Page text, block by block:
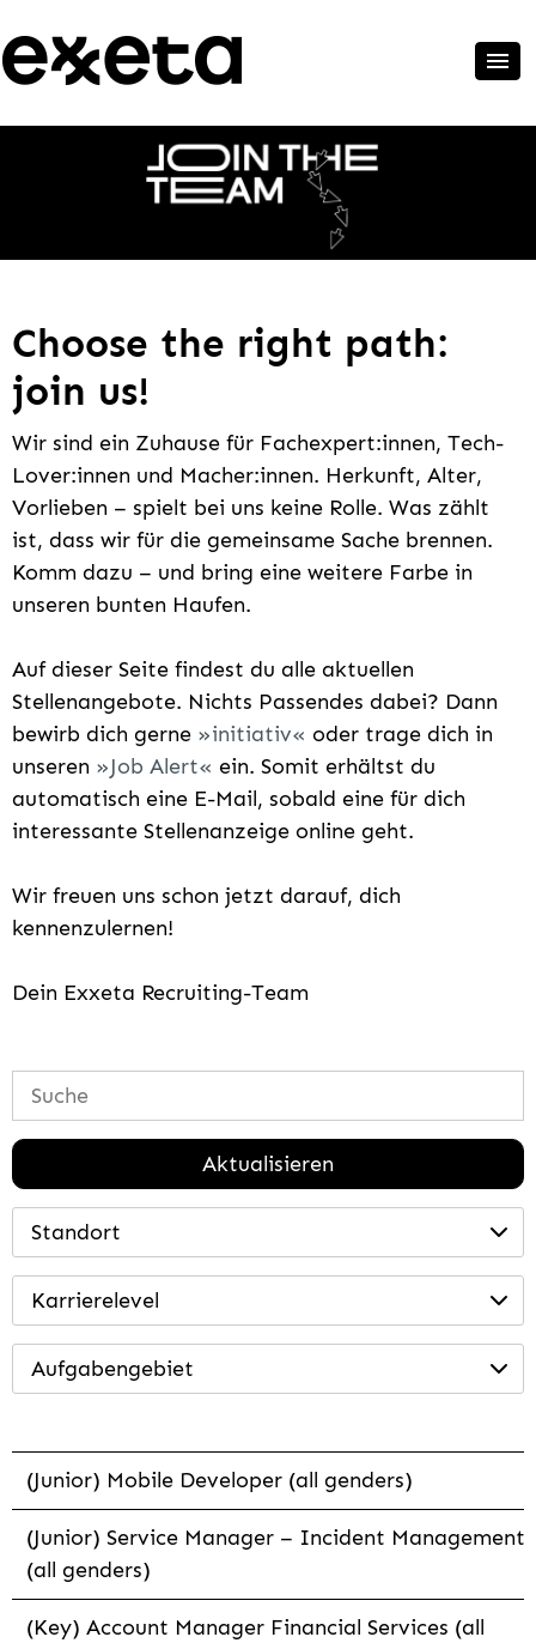
Choose the right path:
join us!
Wir sind ein Zuhause für Fachexpert:innen, Tech-
Lover:innen und Macher:innen. Herkunft, Alter,
Vorlieben – spielt bei uns keine Rolle. Was zählt
ist, dass wir für die gemeinsame Sache brennen.
Komm dazu – und bring eine weitere Farbe in
unseren bunten Haufen.
Auf dieser Seite findest du alle aktuellen
Stellenangebote. Nichts Passendes dabei? Dann
bewirb dich gerne
initiativ
oder trage dich in
unseren
Job Alert
ein. Somit erhältst du
automatisch eine E-Mail, sobald eine für dich
interessante Stellenanzeige online geht.
Wir freuen uns schon jetzt darauf, dich
kennenzulernen!
Dein Exxeta Recruiting-Team
Aktualisieren
Standort
Karrierelevel
Aufgabengebiet
(Junior) Mobile Developer (all genders)
(Junior) Service Manager – Incident Management
(all genders)
(Key) Account Manager Financial Services (all